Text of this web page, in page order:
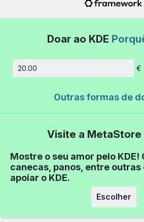
Doar ao KDE
Montante
€
Outras formas de
Visite a MetaStore
Mostre o seu amor pelo
canecas, panos, entre outras
apoiar o KDE.
Escolher